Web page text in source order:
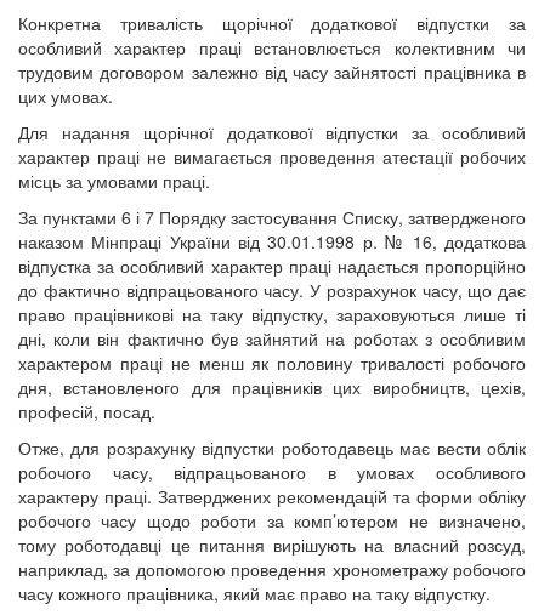
Конкретна тривалість щорічної додаткової відпустки за
особливий характер праці встановлюється колективним чи
трудовим договором залежно від часу зайнятості працівника в
цих умовах.
Для надання щорічної додаткової відпустки за особливий
характер праці не вимагається проведення атестації робочих
місць за умовами праці.
За пунктами 6 і 7 Порядку застосування Списку, затвердженого
наказом Мінпраці України від 30.01.1998 р. № 16, додаткова
відпустка за особливий характер праці надається пропорційно
до фактично відпрацьованого часу. У розрахунок часу, що дає
право працівникові на таку відпустку, зараховуються лише ті
дні, коли він фактично був зайнятий на роботах з особливим
характером праці не менш як половину тривалості робочого
дня, встановленого для працівників цих виробництв, цехів,
професій, посад.
Отже, для розрахунку відпустки роботодавець має вести облік
робочого часу, відпрацьованого в умовах особливого
характеру праці. Затверджених рекомендацій та форми обліку
робочого часу щодо роботи за комп’ютером не визначено,
тому роботодавці це питання вирішують на власний розсуд,
наприклад, за допомогою проведення хронометражу робочого
часу кожного працівника, який має право на таку відпустку.